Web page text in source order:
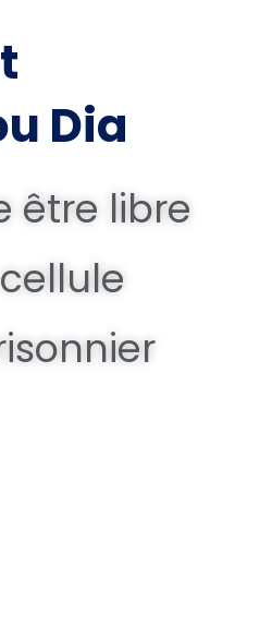
Dia
être libre